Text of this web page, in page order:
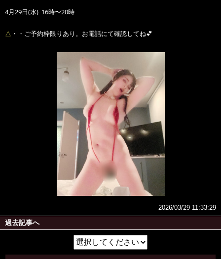
4月29日(水) 16時〜20時
△ ・・ご予約枠限りあり。お電話にて確認してね💕
2026/03/29 11:33:29
過去記事へ